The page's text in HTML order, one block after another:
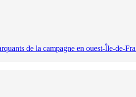
de la campagne en ouest-Île-de-